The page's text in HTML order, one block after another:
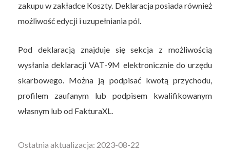
zakupu w zakładce Koszty. Deklaracja posiada również
możliwość edycji i uzupełniania pól.
Pod deklaracją znajduje się sekcja z możliwością
wysłania deklaracji VAT-9M elektronicznie do urzędu
skarbowego. Można ją podpisać kwotą przychodu,
profilem zaufanym lub podpisem kwalifikowanym
własnym lub od FakturaXL.
Ostatnia aktualizacja: 2023-08-22